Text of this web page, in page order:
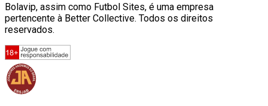
Bolavip, assim como Futbol Sites, é uma empresa
pertencente à Better Collective. Todos os direitos
reservados.